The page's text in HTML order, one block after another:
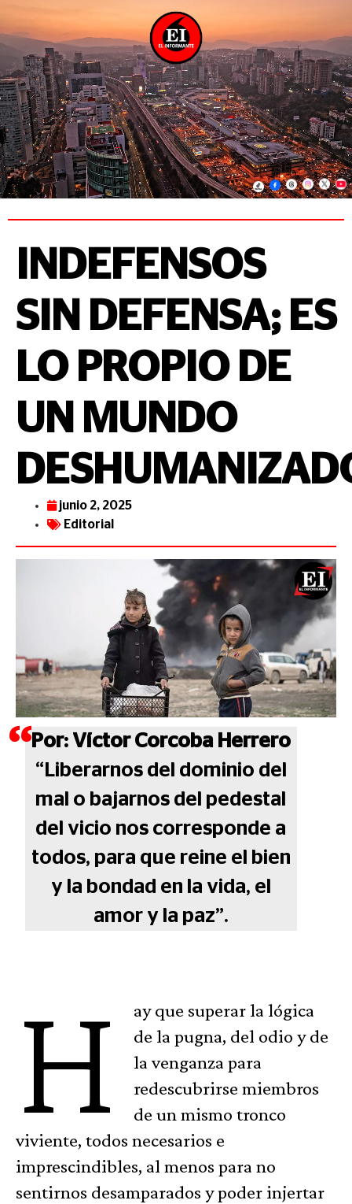
INDEFENSOS
SIN DEFENSA; ES
LO PROPIO DE
UN MUNDO
junio 2, 2025
Editorial
Por: Víctor Corcoba Herrero
“Liberarnos del dominio del
mal o bajarnos del pedestal
del vicio nos corresponde a
todos, para que reine el bien
y la bondad en la vida, el
amor y la paz”.
H
ay que superar la lógica
de la pugna, del odio y de
la venganza para
redescubrirse miembros
de un mismo tronco
viviente, todos necesarios e
imprescindibles, al menos para no
sentirnos desamparados y poder injertar